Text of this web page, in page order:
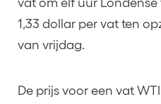
vat om elf uur
1,33 dollar per vat ten
van vrijdag.
De prijs voor een vat